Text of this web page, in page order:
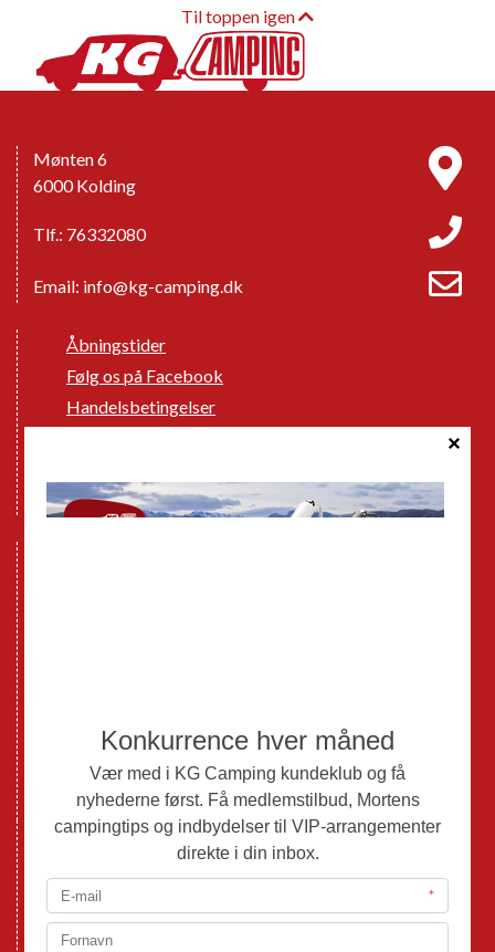
Til toppen igen
Mønten 6
6000 Kolding
Tlf.: 76332080
Email: info@kg-camping.dk
Åbningstider
Følg os på Facebook
Handelsbetingelser
GPDR - Optagelse af foto og video
Mortens Campingtips
KG Camping Kundeklub
Nyheder
Adria
Adria Autocampere
Eriba